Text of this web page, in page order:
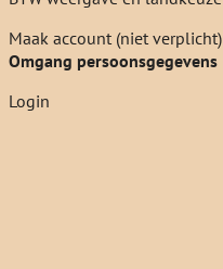
Maak account (niet verplicht)
Omgang persoonsgegevens
Login